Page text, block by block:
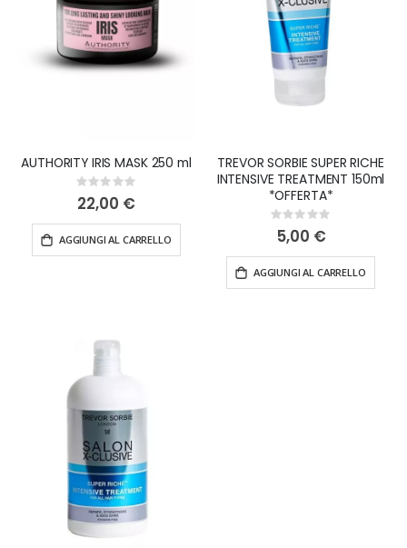
AUTHORITY IRIS MASK 250 ml
Rating:
0%
22,00 €
AGGIUNGI AL CARRELLO
TREVOR SORBIE SUPER RICHE
INTENSIVE TREATMENT 150ml
*OFFERTA*
Rating:
0%
5,00 €
AGGIUNGI AL CARRELLO